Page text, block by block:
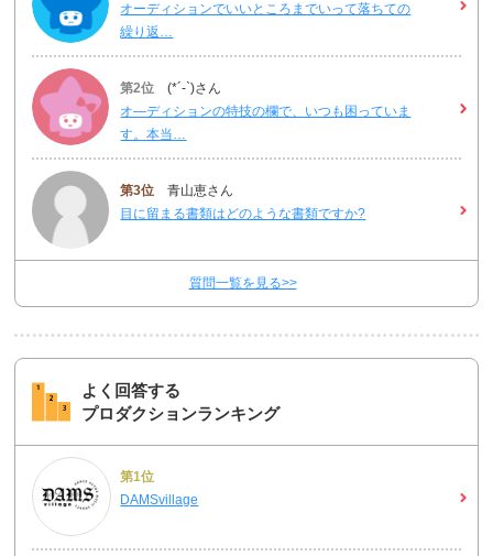
オーディションでいいところまでいって落ちての
繰り返…
第2位 (*´-`)さん
オ―ディションの特技の欄で、いつも困っていま
す。本当…
第3位 青山恵さん
目に留まる書類はどのような書類ですか?
質問一覧を見る>>
よく回答する
プロダクションランキング
第1位
DAMSvillage